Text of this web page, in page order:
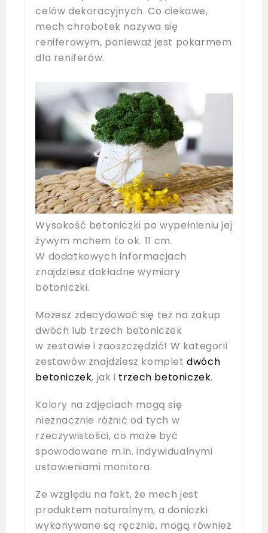
celów dekoracyjnych. Co ciekawe,
mech chrobotek nazywa się
reniferowym, ponieważ jest pokarmem
dla reniferów.
Wysokość betoniczki po wypełnieniu jej
żywym mchem to ok. 11 cm.
W dodatkowych informacjach
znajdziesz dokładne wymiary
betoniczki.
Możesz zdecydować się też na zakup
dwóch lub trzech betoniczek
w zestawie i zaoszczędzić! W kategorii
zestawów znajdziesz kompletdwóch
betoniczek, jak i trzech betoniczek.
Kolory na zdjęciach mogą się
nieznacznie różnić od tych w
rzeczywistości, co może być
spowodowane m.in. indywidualnymi
ustawieniami monitora.
Ze względu na fakt, że mech jest
produktem naturalnym, a doniczki
wykonywane są ręcznie, mogą również